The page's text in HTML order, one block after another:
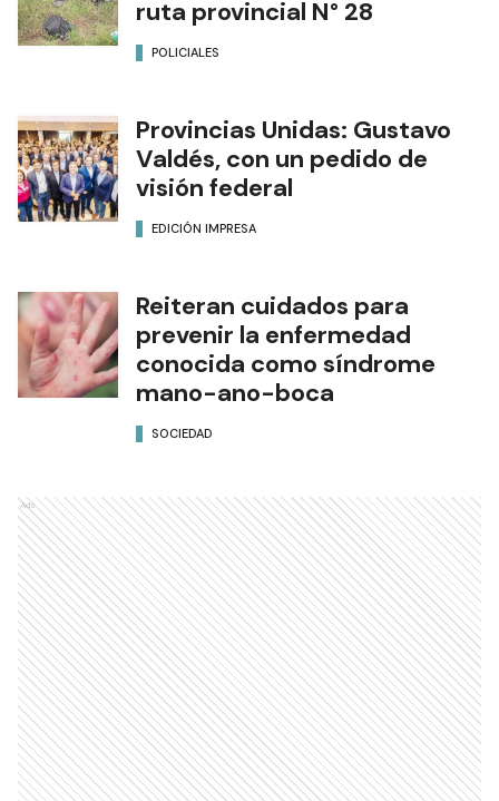
ruta provincial N° 28
POLICIALES
Provincias Unidas: Gustavo
Valdés, con un pedido de
visión federal
EDICIÓN IMPRESA
Reiteran cuidados para
prevenir la enfermedad
conocida como síndrome
mano-ano-boca
SOCIEDAD
Ads